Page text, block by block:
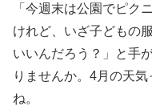
「今週末は公園でピク
けれど、いざ子どもの
いいんだろう？」と手
りませんか。4月の天
ね。